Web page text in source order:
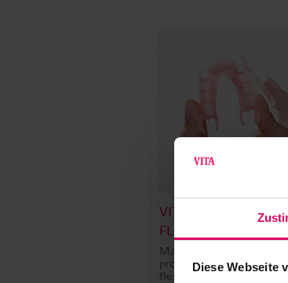
Diese Webseite
VITA VIONIC
BASE
FLEX
Materiale di stampa 3D
produzione di basi
flessibili.